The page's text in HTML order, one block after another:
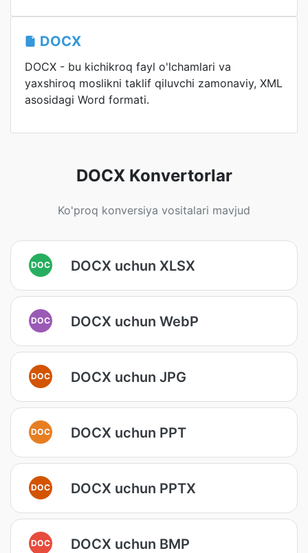
DOCX
DOCX - bu kichikroq fayl o'lchamlari va
yaxshiroq moslikni taklif qiluvchi zamonaviy, XML
asosidagi Word formati.
DOCX Konvertorlar
Ko'proq konversiya vositalari mavjud
DOC DOCX uchun XLSX
DOC DOCX uchun WebP
DOC DOCX uchun JPG
DOC DOCX uchun PPT
DOC DOCX uchun PPTX
DOC DOCX uchun BMP